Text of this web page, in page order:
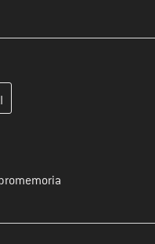
il tuo account cliente